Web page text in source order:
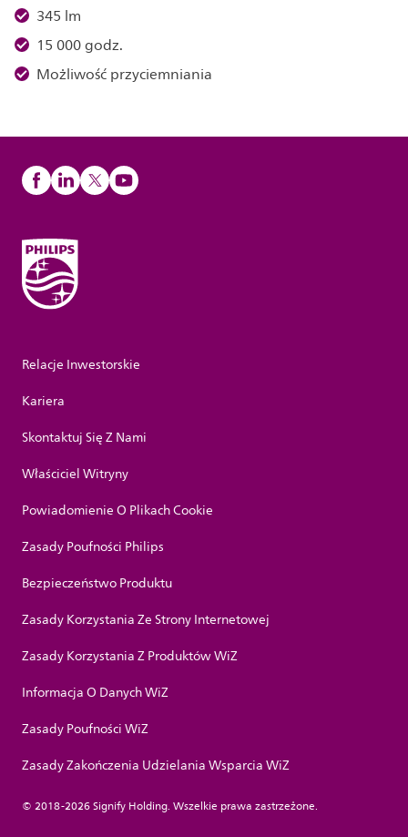
345 lm
15 000 godz.
Możliwość przyciemniania
Relacje Inwestorskie
Kariera
Skontaktuj Się Z Nami
Właściciel Witryny
Powiadomienie O Plikach Cookie
Zasady Poufności Philips
Bezpieczeństwo Produktu
Zasady Korzystania Ze Strony Internetowej
Zasady Korzystania Z Produktów WiZ
Informacja O Danych WiZ
Zasady Poufności WiZ
Zasady Zakończenia Udzielania Wsparcia WiZ
© 2018-2026 Signify Holding. Wszelkie prawa zastrzeżone.